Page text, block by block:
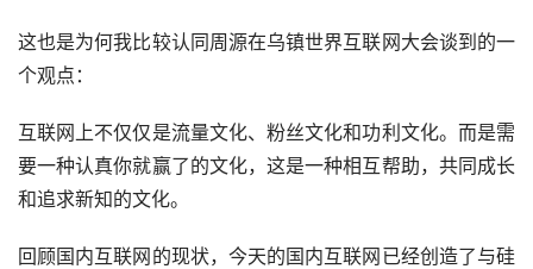
这也是为何我比较认同周源在乌镇世界互联网大会谈到的一
个观点：
互联网上不仅仅是流量文化、粉丝文化和功利文化。而是需
要一种认真你就赢了的文化，这是一种相互帮助，共同成长
和追求新知的文化。
回顾国内互联网的现状，今天的国内互联网已经创造了与硅